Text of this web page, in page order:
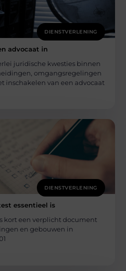
DIENSTVERLENING
advocaat in
juridische kwesties binnen
omgangsregelingen
inschakelen van een advocaat
DIENSTVERLENING
essentieel is
kort een verplicht document
en gebouwen in